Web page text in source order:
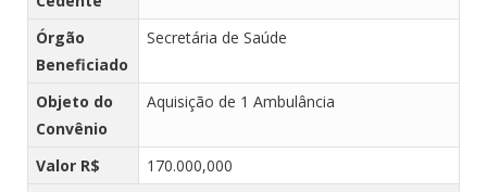
Órgão
Beneficiado
Secretária de Saúde
Objeto do
Convênio
Aquisição de 1 Ambulância
Valor R$
170.000,000